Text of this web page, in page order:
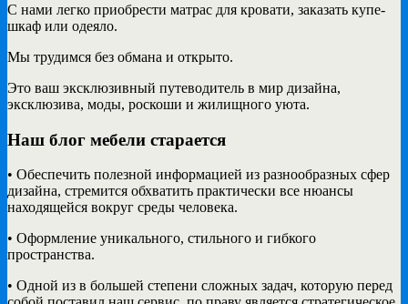
С нами легко приобрести матрас для кровати, заказать купе-
шкаф или одеяло.
Мы трудимся без обмана и открыто.
Это ваш эксклюзивный путеводитель в мир дизайна,
эксклюзива, моды, роскоши и жилищного уюта.
Наш блог мебели старается
• Обеспечить полезной информацией из разнообразных сфер
дизайна, стремится обхватить практически все нюансы
находящейся вокруг среды человека.
• Оформление уникального, стильного и гибкого
пространства.
• Одной из в большей степени сложных задач, которую перед